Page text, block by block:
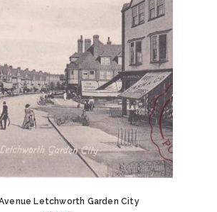
Letchworth Garden City